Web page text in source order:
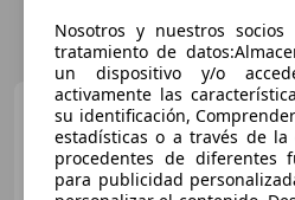
Nosotros y nuestros
tratamiento de
un dispositivo y/o
activamente las
su identificación,
estadísticas o a través de la
procedentes de diferentes
para publicidad